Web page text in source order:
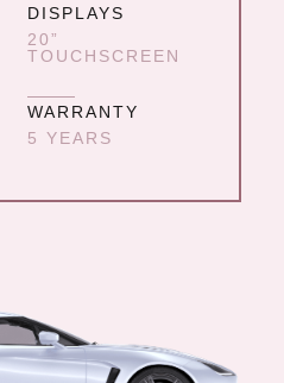
DISPLAYS
20”
TOUCHSCREEN
WARRANTY
5 YEARS